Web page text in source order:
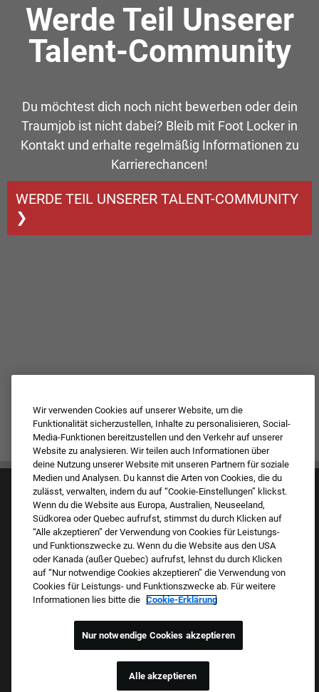
Werde Teil Unserer
Talent-Community
Du möchtest dich noch nicht bewerben oder dein
Traumjob ist nicht dabei? Bleib mit Foot Locker in
Kontakt und erhalte regelmäßig Informationen zu
Karrierechancen!
WERDE TEIL UNSERER TALENT-COMMUNITY
❯
Kultur & Werte
Unsere Marken
Unternehmen
Zurückkehrender Bewerber
Stolzer Arbeitgeber Mit Beruflicher
Chancengleichheit
Wir verwenden Cookies auf unserer Website, um die
Funktionalität sicherzustellen, Inhalte zu personalisieren, Social-
Media-Funktionen bereitzustellen und den Verkehr auf unserer
Website zu analysieren. Wir teilen auch Informationen über
deine Nutzung unserer Website mit unseren Partnern für soziale
Medien und Analysen. Du kannst die Arten von Cookies, die du
zulässt, verwalten, indem du auf “Cookie-Einstellungen” klickst.
Wenn du die Website aus Europa, Australien, Neuseeland,
Südkorea oder Quebec aufrufst, stimmst du durch Klicken auf
“Alle akzeptieren” der Verwendung von Cookies für Leistungs-
und Funktionszwecke zu. Wenn du die Website aus den USA
oder Kanada (außer Quebec) aufrufst, lehnst du durch Klicken
auf “Nur notwendige Cookies akzeptieren” die Verwendung von
Cookies für Leistungs- und Funktionszwecke ab. Für weitere
Informationen lies bitte die Cookie-Erklärung
Nur notwendige Cookies akzeptieren
Alle akzeptieren